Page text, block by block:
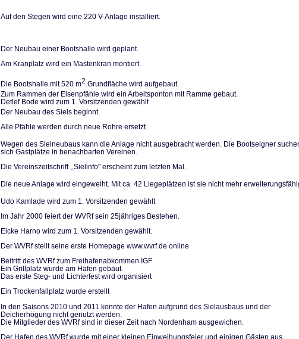
Auf den Stegen wird eine 220 V-Anlage installiert.
Der Neubau einer Bootshalle wird geplant.
Am Kranplatz wird ein Ma­stenkran montiert.
Die Bootshalle mit 520 m2 Grundfläche wird aufgebaut.
Zum Rammen der Eisenpfäh­le wird ein Arbeitsponton mit Ramme gebaut.
Detlef Bode wird zum 1. Vorsitzenden gewählt
Der Neubau des Siels be­ginnt.
Alle Pfähle werden durch neue Rohre ersetzt.
Wegen des Sielneubaus kann die Anlage nicht ausgebracht werden. Die Bootseigner
sich Gastplätze in be­nachbarten Vereinen.
Die Vereinszeitschrift ,,Sielinfo" erscheint zum letzten Mal.
Die neue Anlage wird einge­weiht. Mit ca. 42 Liegeplätzen ist sie nicht mehr
Udo Kamlade wird zum 1. Vorsitzenden gewählt
Im Jahr 2000 feiert der WVRf sein 25jähriges Bestehen.
Eicke Harno wird zum 1. Vorsitzenden gewählt.
Der WVRf stellt seine erste Homepage www.wvrf.de online
Beitritt des WVRf zum Freihafenabkommen IGF
Ein Grillplatz wurde am Hafen gebaut.
Das erste Steg- und Lichterfest wird organisiert
Ein Trockenfallplatz wurde erstellt
In den Saisons 2010 und 2011 konnte der Hafen aufgrund des Sielausbaus und der
Deicherhögung nicht genutzt werden.
Die Mitglieder des WVRf sind in dieser Zeit nach Nordenham ausgewichen.
Der Hafen des WVRf wurde mit einer kleinen Einweihungsfeier und einigen Gästen aus